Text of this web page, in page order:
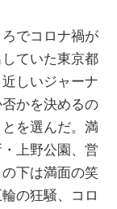
でコロナ禍が
ていた東京都
しいジャーナ
かを決めるの
を選んだ。満
上野公園、営
下は満面の笑
の狂騒、コロ